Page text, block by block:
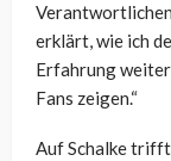
erklärt, wie ich
Erfahrung
Fans zeigen.“
Auf Schalke